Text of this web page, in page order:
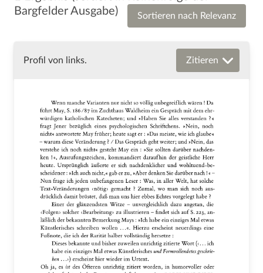
Bargfelder Ausgabe)
Sortieren nach Relevanz
Profil von links. Zitieren